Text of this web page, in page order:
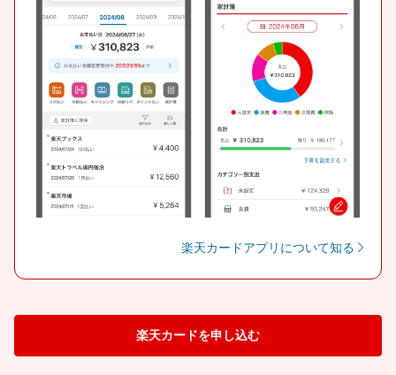
楽天カードアプリについて知る
楽天カードを申し込む